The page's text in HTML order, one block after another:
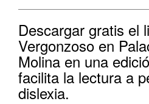
Descargar gratis el
Vergonzoso en
Molina en una
facilita la lectura a
dislexia.